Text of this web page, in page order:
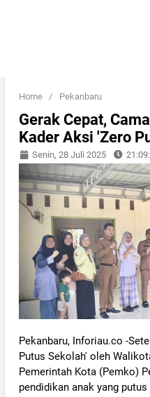
Home / Pekanbaru
Gerak Cepat,
Kader Aksi 'Zero
Senin, 28 Juli 2025
Pekanbaru, Inforiau.co -
Putus Sekolah' oleh
Pemerintah Kota (Pemko)
pendidikan anak yang